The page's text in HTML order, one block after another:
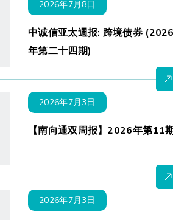
2026年7月8日
中诚信亚太週报: 跨境债券
年第二十四期)
2026年7月3日
【南向通双周报】2026年第11
2026年7月3日